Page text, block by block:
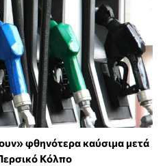
φθηνότερα καύσιμα μετά
Κόλπο